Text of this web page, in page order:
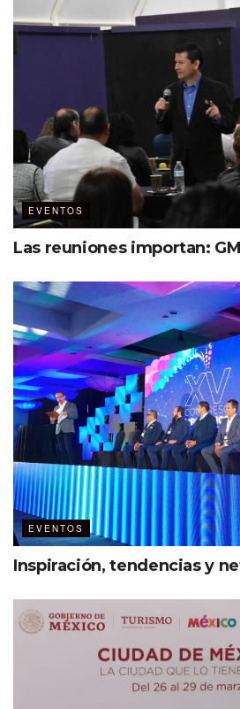
EVENTOS
Las reuniones importan:
EVENTOS
Inspiración, tendencias y